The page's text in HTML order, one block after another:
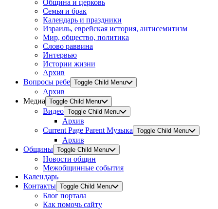
Община и церковь
Семья и брак
Календарь и праздники
Израиль, еврейская история, антисемитизм
Мир, общество, политика
Слово раввина
Интервью
Истории жизни
Архив
Вопросы ребе Toggle Child Menu
Архив
Медиа Toggle Child Menu
Видео Toggle Child Menu
Архив
Current Page Parent Музыка Toggle Child Menu
Архив
Общины Toggle Child Menu
Новости общин
Межобщинные события
Календарь
Контакты Toggle Child Menu
Блог портала
Как помочь сайту